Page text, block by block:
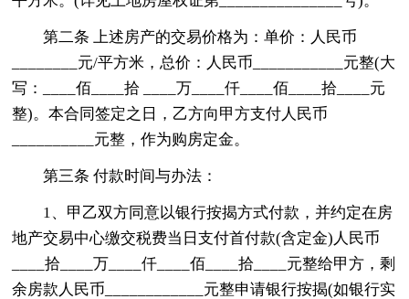
第二条 上述房产的交易价格为：单价：人民币
________元/平方米，总价：人民币___________元整(大
写：____佰____拾 ____万____仟____佰____拾____元
整)。本合同签定之日，乙方向甲方支付人民币
__________元整，作为购房定金。
第三条 付款时间与办法：
1、甲乙双方同意以银行按揭方式付款，并约定在房
地产交易中心缴交税费当日支付首付款(含定金)人民币
____拾____万____仟____佰____拾____元整给甲方，剩
余房款人民币____________元整申请银行按揭(如银行实